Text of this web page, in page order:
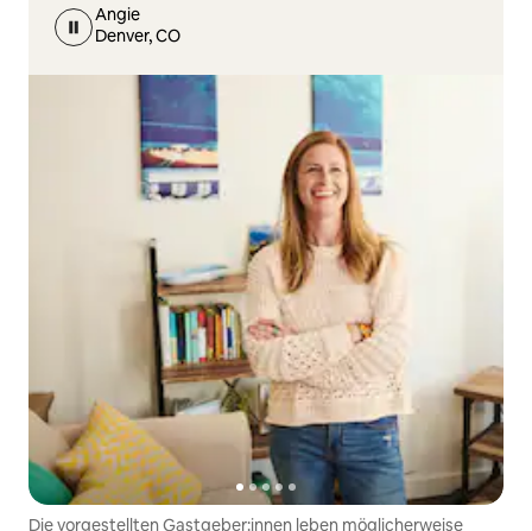
Angie
Denver, CO
Die vorgestellten Gastgeber:innen leben möglicherweise